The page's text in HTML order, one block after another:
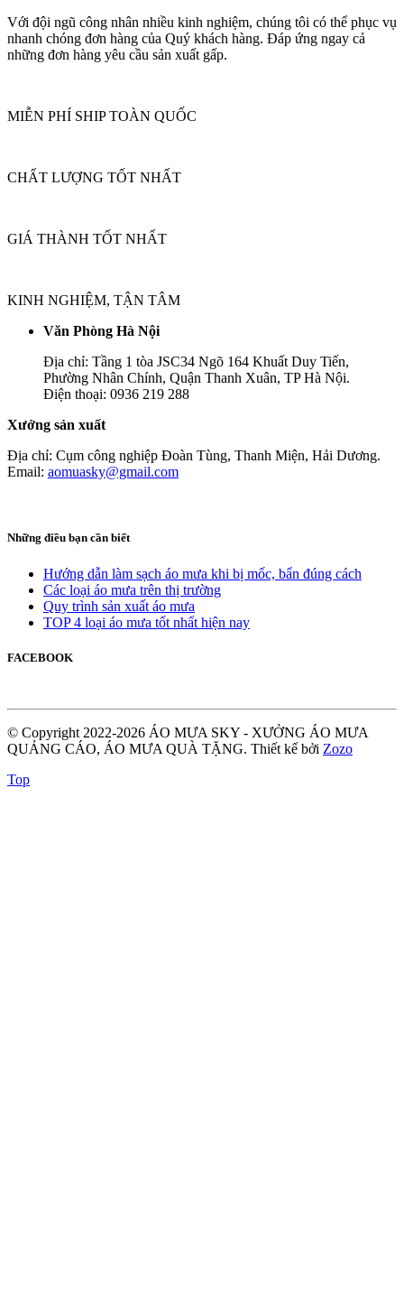
Với đội ngũ công nhân nhiều kinh nghiệm, chúng tôi có thể phục vụ
nhanh chóng đơn hàng của Quý khách hàng. Đáp ứng ngay cả
những đơn hàng yêu cầu sản xuất gấp.
MIỄN PHÍ SHIP TOÀN QUỐC
CHẤT LƯỢNG TỐT NHẤT
GIÁ THÀNH TỐT NHẤT
KINH NGHIỆM, TẬN TÂM
Văn Phòng Hà Nội
Địa chỉ: Tầng 1 tòa JSC34 Ngõ 164 Khuất Duy Tiến,
Phường Nhân Chính, Quận Thanh Xuân, TP Hà Nội.
Điện thoại: 0936 219 288
Xưởng sản xuất
Địa chỉ: Cụm công nghiệp Đoàn Tùng, Thanh Miện, Hải Dương.
Email: aomuasky@gmail.com
Những điều bạn cần biết
Hướng dẫn làm sạch áo mưa khi bị mốc, bẩn đúng cách
Các loại áo mưa trên thị trường
Quy trình sản xuất áo mưa
TOP 4 loại áo mưa tốt nhất hiện nay
FACEBOOK
© Copyright 2022-2026 ÁO MƯA SKY - XƯỞNG ÁO MƯA
QUẢNG CÁO, ÁO MƯA QUÀ TẶNG. Thiết kế bởi Zozo
Top